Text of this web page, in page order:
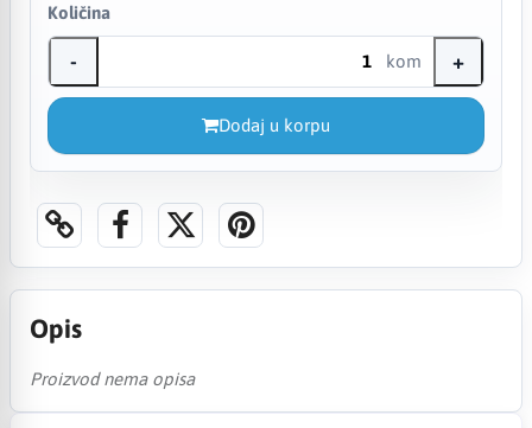
Količina
- kom +
Dodaj u korpu
Opis
Proizvod nema opisa